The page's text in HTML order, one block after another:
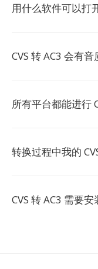
用什么软件可以打
CVS 转 AC3 会有音
所有平台都能进行
转换过程中我的
CVS 转 AC3 需要安